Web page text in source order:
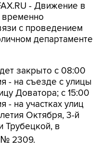
- Движение в
с проведением
департаменте
закрыто с 08:00
- на съезде с улицы
Доватора; с 15:00
- на участках улиц
Октября, 3-й
Трубецкой, в
№ 2309.